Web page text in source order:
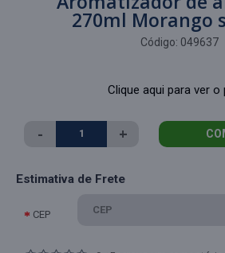
270ml Morango
Código: 049637
Clique aqui para ver o
- +
Estimativa de Frete
CEP